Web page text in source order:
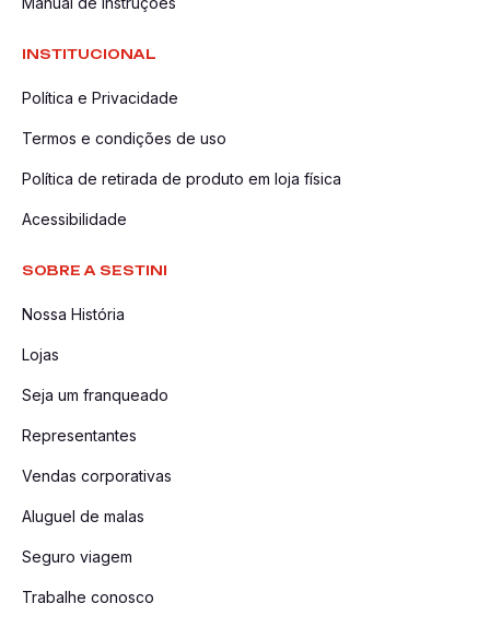
INSTITUCIONAL
Política e Privacidade
Termos e condições de uso
Política de retirada de produto em loja física
Acessibilidade
SOBRE A SESTINI
Nossa História
Lojas
Seja um franqueado
Representantes
Vendas corporativas
Aluguel de malas
Seguro viagem
Trabalhe conosco